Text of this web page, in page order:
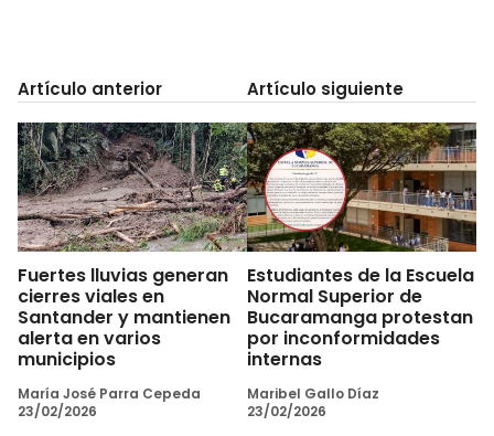
Artículo anterior
Fuertes lluvias generan
cierres viales en
Santander y mantienen
alerta en varios
municipios
María José Parra Cepeda
23/02/2026
Artículo siguiente
Estudiantes de la Escuela
Normal Superior de
Bucaramanga protestan
por inconformidades
internas
Maribel Gallo Díaz
23/02/2026